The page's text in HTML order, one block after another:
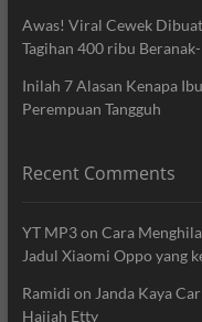
Awas! Viral Cewek
Tagihan 400 ribu
Inilah 7 Alasan Kenapa
Perempuan Tangguh
Recent Comments
YT MP3on Cara
Jadul Xiaomi Oppo yang
Ramidi on Janda Kaya
Hajjah Etty